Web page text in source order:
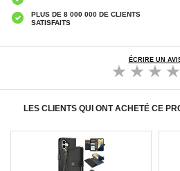
PLUS DE 8 000 000 DE CLIENTS
SATISFAITS
ÉCRIRE UN
LES CLIENTS QUI ONT ACHETÉ CE